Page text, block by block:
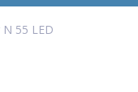
55 LED